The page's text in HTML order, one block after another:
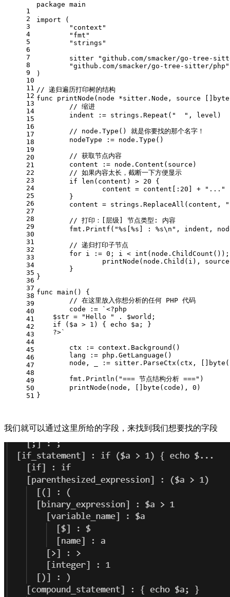
1
2
3
4
5
6
7
8
9
10
11
12
13
14
15
16
17
18
19
20
21
22
23
24
25
26
27
28
29
30
31
32
33
34
35
36
37
38
39
40
41
42
43
44
45
46
47
48
49
50
51
package main
import (
"context"
"fmt"
"strings"
	sitter
"github.com/smacker/go-tree-
"github.com/smacker/go-tree-sitter/php"
)
// 递归遍历打印树的结构
func
printNode (node *sitter.Node, source [] byte
// 缩进
	indent := strings.Repeat(
"  " , level)
// node.Type() 就是你要找的那个名字！
	nodeType := node.Type()
// 获取节点内容
	content := node.Content(source)
// 如果内容太长，截断一下方便显示
if
len (content) > 20 {
		content = content[:
20 ] +
"..."
	}
	content = strings.ReplaceAll(content,
// 打印：[层级] 节点类型: 内容
	fmt.Printf(
"%s[%s] : %s\n" , indent,
// 递归打印子节点
for i := 0 ; i < int
printNode(node.Child(i),
	}
}
func main ()
{
// 在这里放入你想分析的任何 PHP 代码
	code :=
`<?php
    $str = "Hello " . $world;
    if ($a > 1) { echo $a; }
    ?>`
	ctx := context.Background()
	lang := php.GetLanguage()
	node, _ := sitter.ParseCtx(ctx, []
byte
	fmt.Println(
"=== 节点结构分析 ===" )
	printNode(node, []
byte (code), 0 )
}
我们就可以通过这里所给的字段，来找到我们想要找的字段